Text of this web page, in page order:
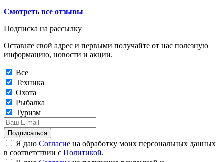
Смотреть все отзывы
Подписка на рассылку
Оставьте свой адрес и первыми получайте от нас полезную
информацию, новости и акции.
Все
Техника
Охота
Рыбалка
Туризм
Подписаться
Я даю Согласие на обработку моих персональных данных
в соответствии с Политикой.